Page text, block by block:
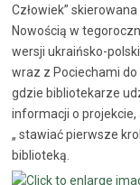
Człowiek”
Nowością w
wersji ukraińsko-
wraz z Pociechami do
gdzie bibliotekarze
informacji o projekcie,
„ stawiać pierwsze
biblioteką.